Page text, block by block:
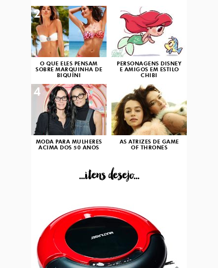
O QUE ELES PENSAM
SOBRE MARQUINHA DE
BIQUÍNI
2
PERSONAGENS DISNEY
E AMIGOS EM ESTILO
CHIBI
3
MODA PARA MULHERES
ACIMA DOS 50 ANOS
4
AS ATRIZES DE GAME
OF THRONES
...itens desejo...